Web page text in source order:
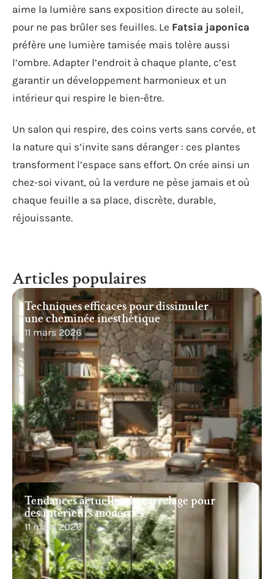
aime la lumière sans exposition directe au soleil,
pour ne pas brûler ses feuilles. Le Fatsia japonica
préfère une lumière tamisée mais tolère aussi
l’ombre. Adapter l’endroit à chaque plante, c’est
garantir un développement harmonieux et un
intérieur qui respire le bien-être.
Un salon qui respire, des coins verts sans corvée, et
la nature qui s’invite sans déranger : ces plantes
transforment l’espace sans effort. On crée ainsi un
chez-soi vivant, où la verdure ne pèse jamais et où
chaque feuille a sa place, discrète, durable,
réjouissante.
Articles populaires
Techniques efficaces pour dissimuler
une cheminée inesthétique
11 mars 2026
Tendances actuelles du carrelage pour
des intérieurs modernes
11 mars 2026